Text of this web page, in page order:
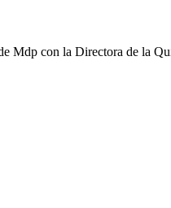
Mdp con la Directora de la